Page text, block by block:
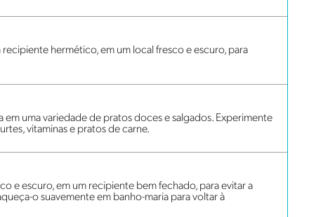
hermético, em um local fresco e escuro, para
em uma variedade de pratos doces e salgados. Experimente
vitaminas e pratos de carne.
e escuro, em um recipiente bem fechado, para evitar a
o suavemente em banho-maria para voltar à